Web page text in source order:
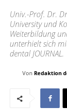
Univ.-Prof. Dr.
University und
Weiterbildung
unterhielt sich
dental JOURNAL.
Von Redaktion